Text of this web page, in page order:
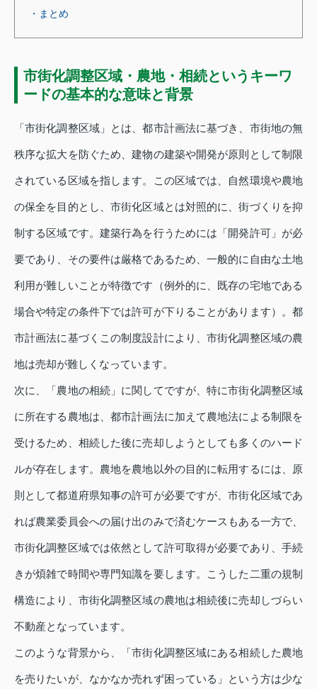
・まとめ
市街化調整区域・農地・相続というキーワ
ードの基本的な意味と背景
「市街化調整区域」とは、都市計画法に基づき、市街地の無
秩序な拡大を防ぐため、建物の建築や開発が原則として制限
されている区域を指します。この区域では、自然環境や農地
の保全を目的とし、市街化区域とは対照的に、街づくりを抑
制する区域です。建築行為を行うためには「開発許可」が必
要であり、その要件は厳格であるため、一般的に自由な土地
利用が難しいことが特徴です（例外的に、既存の宅地である
場合や特定の条件下では許可が下りることがあります）。都
市計画法に基づくこの制度設計により、市街化調整区域の農
地は売却が難しくなっています。
次に、「農地の相続」に関してですが、特に市街化調整区域
に所在する農地は、都市計画法に加えて農地法による制限を
受けるため、相続した後に売却しようとしても多くのハード
ルが存在します。農地を農地以外の目的に転用するには、原
則として都道府県知事の許可が必要ですが、市街化区域であ
れば農業委員会への届け出のみで済むケースもある一方で、
市街化調整区域では依然として許可取得が必要であり、手続
きが煩雑で時間や専門知識を要します。こうした二重の規制
構造により、市街化調整区域の農地は相続後に売却しづらい
不動産となっています。
このような背景から、「市街化調整区域にある相続した農地
を売りたいが、なかなか売れず困っている」という方は少な